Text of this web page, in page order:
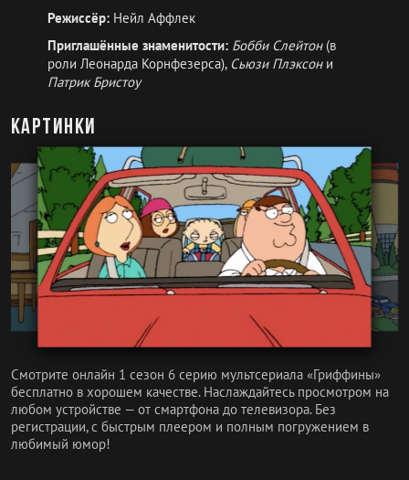
Режиссёр: Нейл Аффлек
Приглашённые знаменитости: Бобби Слейтон(в
роли Леонарда Корнфезерса), Сьюзи Плэксони
Патрик Бристоу
Картинки
Смотрите онлайн 1 сезон 6 серию мультсериала «Гриффины»
бесплатно в хорошем качестве. Наслаждайтесь просмотром на
любом устройстве — от смартфона до телевизора. Без
регистрации, с быстрым плеером и полным погружением в
любимый юмор!